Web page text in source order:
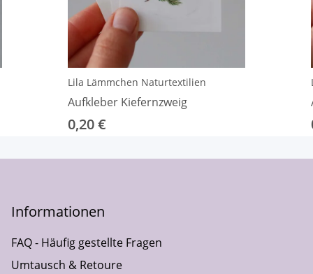
Lila Lämmchen Naturtextilien
Aufkleber Kiefernzweig
0,20 €
Informationen
FAQ - Häufig gestellte Fragen
Umtausch & Retoure